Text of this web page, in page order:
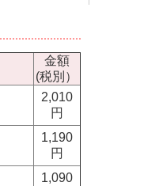
金額
(税別）
2,010
円
1,190
円
1,090